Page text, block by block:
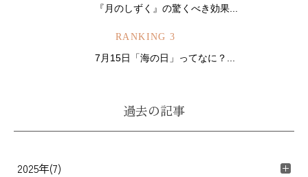
『月のしずく』の驚くべき効果...
RANKING 3
7月15日「海の日」ってなに？...
過去の記事
2025年(7)